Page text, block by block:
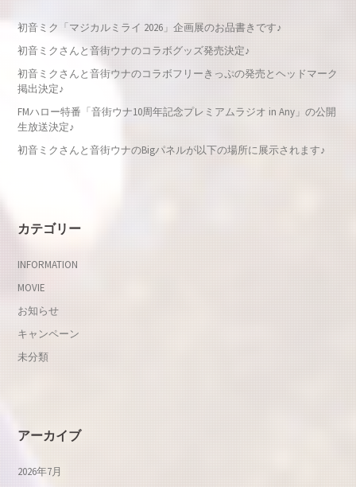
初音ミク「マジカルミライ 2026」企画展のお品書きです♪
初音ミクさんと音街ウナのコラボグッズ発売決定♪
初音ミクさんと音街ウナのコラボフリーきっぷの発売とヘッドマーク
掲出決定♪
FMハロー特番「音街ウナ10周年記念プレミアムラジオ in Any」の公開
生放送決定♪
初音ミクさんと音街ウナのBigパネルが以下の場所に展示されます♪
カテゴリー
INFORMATION
MOVIE
お知らせ
キャンペーン
未分類
アーカイブ
2026年7月